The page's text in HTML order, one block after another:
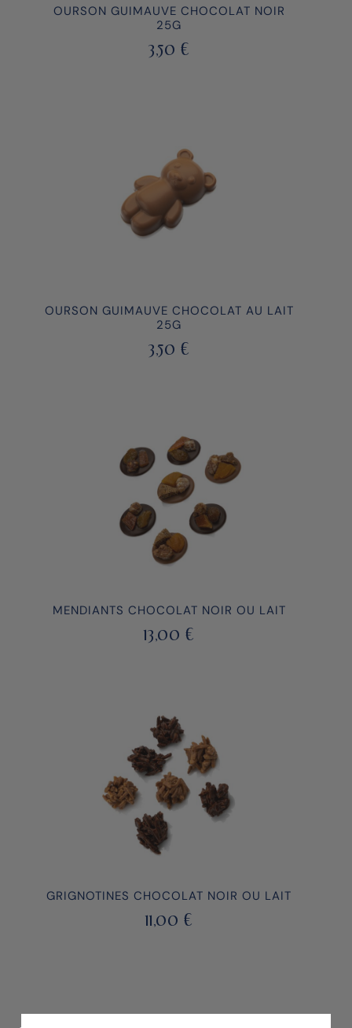
OURSON GUIMAUVE CHOCOLAT NOIR
25G
3,50 €
OURSON GUIMAUVE CHOCOLAT AU LAIT
25G
3,50 €
MENDIANTS CHOCOLAT NOIR OU LAIT
13,00 €
GRIGNOTINES CHOCOLAT NOIR OU LAIT
11,00 €